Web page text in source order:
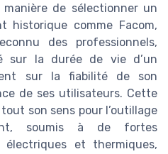
de sélectionner un
historique comme Facom,
des professionnels,
sur la durée de vie d’un
sur la fiabilité de son
de ses utilisateurs. Cette
son sens pour l’outillage
soumis à de fortes
électriques et thermiques,